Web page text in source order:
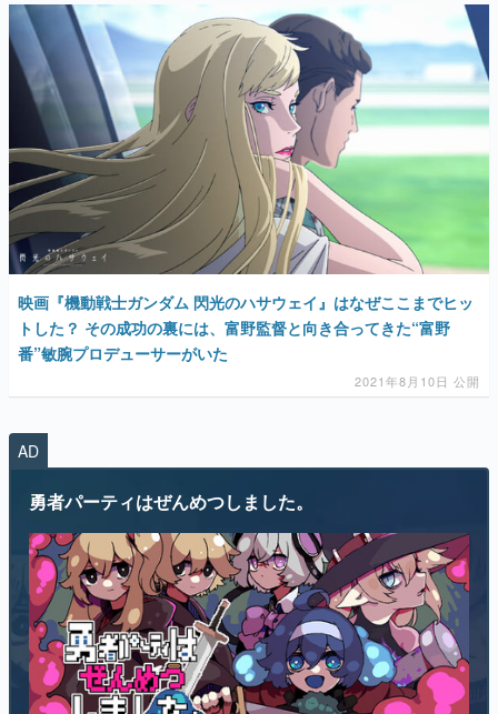
映画『機動戦士ガンダム 閃光のハサウェイ』はなぜここまでヒッ
トした？ その成功の裏には、富野監督と向き合ってきた“富野
番”敏腕プロデューサーがいた
2021年8月10日 公開
AD
勇者パーティはぜんめつしました。